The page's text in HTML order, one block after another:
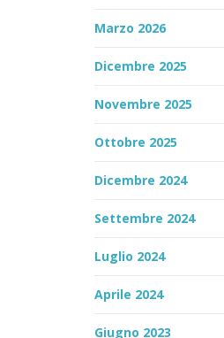
Marzo 2026
Dicembre 2025
Novembre 2025
Ottobre 2025
Dicembre 2024
Settembre 2024
Luglio 2024
Aprile 2024
Giugno 2023